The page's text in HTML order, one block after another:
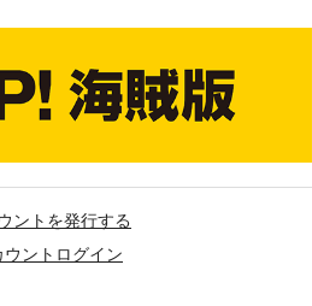
ントを発行する
ウントログイン